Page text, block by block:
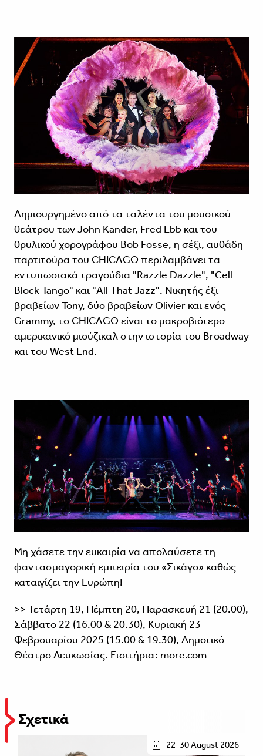
Δημιουργημένο από τα ταλέντα του μουσικού
θεάτρου των John Kander, Fred Ebb και του
θρυλικού χορογράφου Bob Fosse, η σέξι, αυθάδη
παρτιτούρα του CHICAGO περιλαμβάνει τα
εντυπωσιακά τραγούδια "Razzle Dazzle", "Cell
Block Tango" και "All That Jazz". Νικητής έξι
βραβείων Tony, δύο βραβείων Olivier και ενός
Grammy, το CHICAGO είναι το μακροβιότερο
αμερικανικό μιούζικαλ στην ιστορία του Broadway
και του West End.
Μη χάσετε την ευκαιρία να απολαύσετε τη
φαντασμαγορική εμπειρία του «Σικάγο» καθώς
καταιγίζει την Ευρώπη!
>> Τετάρτη 19, Πέμπτη 20, Παρασκευή 21 (20.00),
Σάββατο 22 (16.00 & 20.30), Κυριακή 23
Φεβρουαρίου 2025 (15.00 & 19.30), Δημοτικό
Θέατρο Λευκωσίας. Εισιτήρια: more.com
Σχετικά
22-30 August 2026